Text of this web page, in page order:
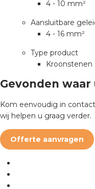
4 - 10 mm²
Aansluitbare
4 - 16 mm²
Type product
Kroonstenen
Gevonden
Kom eenvoudig in
wij helpen u graag verder.
Offerte aanvragen
Academy